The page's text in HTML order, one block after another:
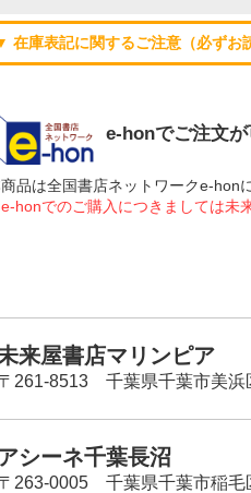
在庫表記に関するご注意（必ずお
e-honでご注文
品は全国書店ネットワークe-hon
honでのご購入につきましては未
来屋書店マリンピア
261-8513 千葉県千葉市美浜
アシーネ千葉長沼
263-0005 千葉県千葉市稲毛